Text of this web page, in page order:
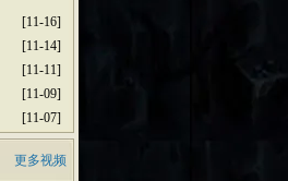
[11-16]
[11-14]
[11-11]
[11-09]
[11-07]
更多视频